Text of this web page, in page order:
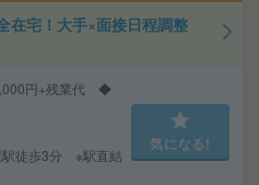
在宅！大手×面接日程調整
円+残業代 ◆
駅徒歩3分 ※駅直結
気になる!